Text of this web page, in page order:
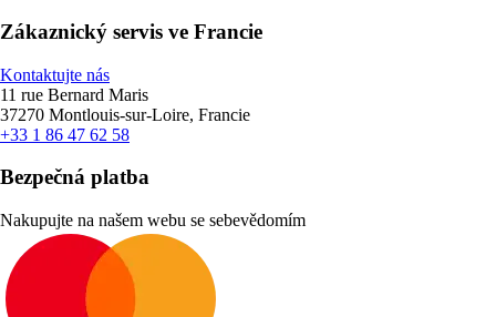
Zákaznický servis ve Francie
Kontaktujte nás
11 rue Bernard Maris
37270 Montlouis-sur-Loire, Francie
+33 1 86 47 62 58
Bezpečná platba
Nakupujte na našem webu se sebevědomím